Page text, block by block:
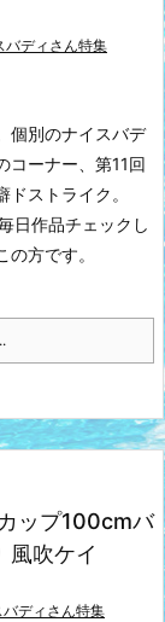
バディさん特集
個別のナイスバデ
コーナー、第11回
ストライク。
日作品チェックし
方です。
ップ100cmバ
風吹ケイ
ディさん特集